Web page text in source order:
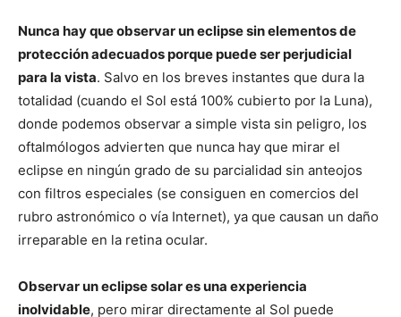
Nunca hay que observar un eclipse sin elementos de
protección adecuados porque puede ser perjudicial
para la vista. Salvo en los breves instantes que dura la
totalidad (cuando el Sol está 100% cubierto por la Luna),
donde podemos observar a simple vista sin peligro, los
oftalmólogos advierten que nunca hay que mirar el
eclipse en ningún grado de su parcialidad sin anteojos
con filtros especiales (se consiguen en comercios del
rubro astronómico o vía Internet), ya que causan un daño
irreparable en la retina ocular.
Observar un eclipse solar es una experiencia
inolvidable, pero mirar directamente al Sol puede